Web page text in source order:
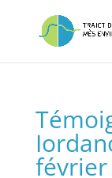
février